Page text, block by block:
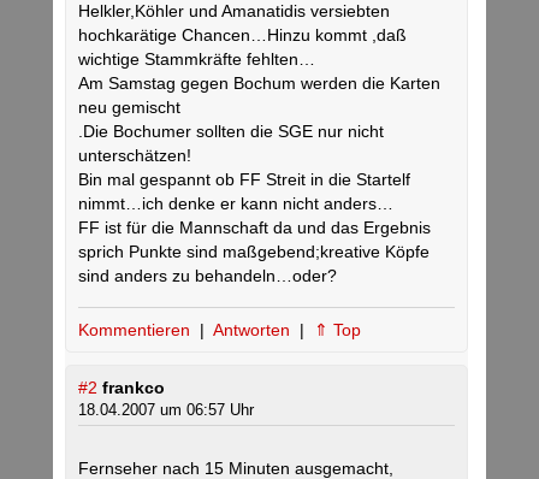
Helkler,Köhler und Amanatidis versiebten
hochkarätige Chancen…Hinzu kommt ,daß
wichtige Stammkräfte fehlten…
Am Samstag gegen Bochum werden die Karten
neu gemischt
.Die Bochumer sollten die SGE nur nicht
unterschätzen!
Bin mal gespannt ob FF Streit in die Startelf
nimmt…ich denke er kann nicht anders…
FF ist für die Mannschaft da und das Ergebnis
sprich Punkte sind maßgebend;kreative Köpfe
sind anders zu behandeln…oder?
Kommentieren | Antworten | ⇑ Top
#2 frankco
18.04.2007 um 06:57 Uhr
Fernseher nach 15 Minuten ausgemacht,